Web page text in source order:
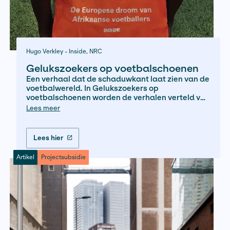
Sarah Bronkhorst - de Groene Amsterdammer
Verzet in de VS onder Trump II